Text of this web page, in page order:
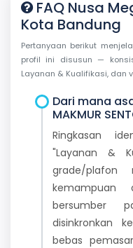
FAQ Nusa
Kota Bandung
Pertanyaan berikut
profil ini disusun —
Layanan & Kualifikasi, dan
Dari mana
MAKMUR
Ringkasan
"Layanan &
grade/plafon
bersumber
disinkronkan
bebas